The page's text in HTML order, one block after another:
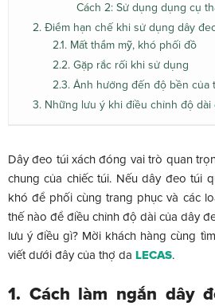
Cách 2: Sử dụng dụng cụ
2. Điểm hạn chế khi sử dụng dây
2.1. Mất thẩm mỹ, khó phối đồ
2.2. Gặp rắc rối khi sử dụng
2.3. Ảnh hưởng đến độ bền của
3. Những lưu ý khi điều chỉnh độ dài
Dây đeo túi xách đóng vai trò quan
chung của chiếc túi. Nếu dây đeo túi
khó để phối cùng trang phục và các
thế nào để điều chỉnh độ dài của dây
lưu ý điều gì? Mời khách hàng cùng
viết dưới đây của thợ da LECAS.
1. Cách làm ngắn dây